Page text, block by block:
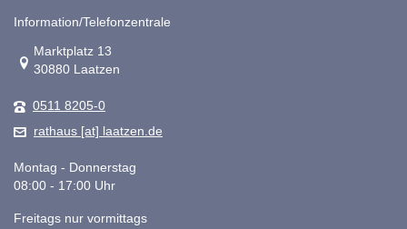
Information/Telefonzentrale
Link zur Google-Maps Navigation
Marktplatz 13
30880 Laatzen
0511 8205-0
rathaus [at] laatzen.de
Montag - Donnerstag
08:00 - 17:00 Uhr
Freitags nur vormittags